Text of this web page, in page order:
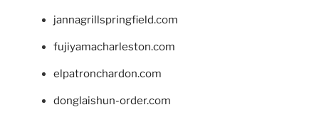
jannagrillspringfield.com
fujiyamacharleston.com
elpatronchardon.com
donglaishun-order.com